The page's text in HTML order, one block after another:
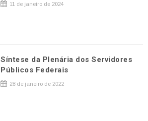
11 de janeiro de 2024
Síntese da Plenária dos Servidores
Públicos Federais
28 de janeiro de 2022